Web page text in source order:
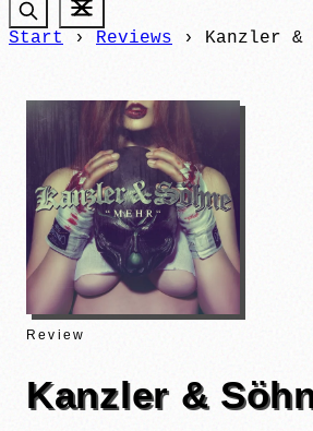
Start › Reviews › Kanzler &
Review
Kanzler &